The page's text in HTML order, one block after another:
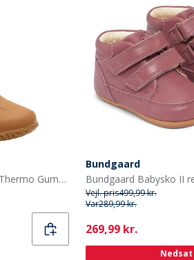
Bisgaard Børnenes Neo Thermo Gummistøvler Nud
Bundgaard
Vejl. pris499,99 kr.
Var289,99 kr.
Current
269,99 kr.
Nedsat